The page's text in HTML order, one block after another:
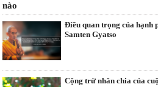
nào
Điều quan trọng của hạnh
Samten Gyatso
Cộng trừ nhân chia của